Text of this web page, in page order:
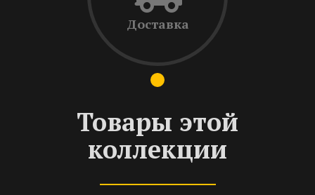
Доставка
Товары этой
коллекции